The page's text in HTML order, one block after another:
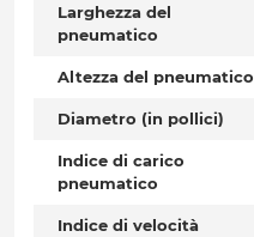
Larghezza del
pneumatico
Altezza del pneumatico
Diametro (in pollici)
Indice di carico
pneumatico
Indice di velocità